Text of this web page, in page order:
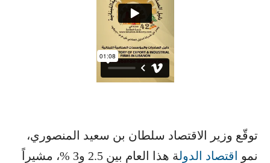
توقّع وزير الاقتصاد سلطان بن سعيد المنصوري،
نمو ​
اقتصاد الدول
​ة هذا العام بين 2.5 و3 %، مشيراً